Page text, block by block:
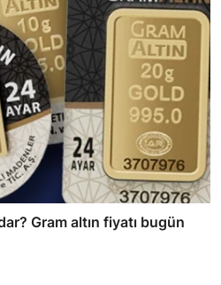
Gram altın fiyatı bugün